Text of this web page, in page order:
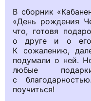
В сборник
«День рождения
что, готовя
о друге и о
К сожалению,
подумали о ней.
любые
с
поучиться!